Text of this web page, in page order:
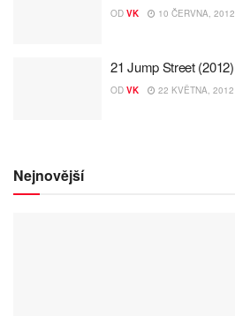
OD VK 10 ČERVNA, 2012
21 Jump Street (2012)
OD VK 22 KVĚTNA, 2012
Nejnovější